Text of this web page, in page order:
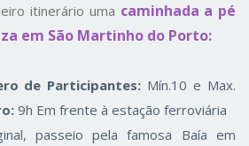
itinerário uma caminhada a pé
em São Martinho do Porto:
de Participantes: Mín.10 e Max.
9h Em frente à estação ferroviária
passeio pela famosa Baía em